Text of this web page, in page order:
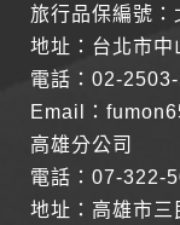
旅行品保編號：
地址：台北市
電話：02-
Email：
高雄分公司
電話：07-322-
地址：高雄市